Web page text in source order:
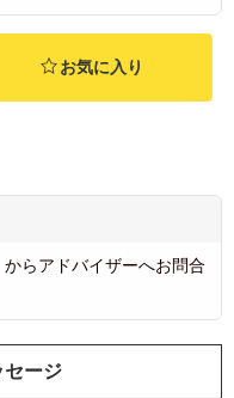
お気に入り
らアドバイザーへお問合
セージ